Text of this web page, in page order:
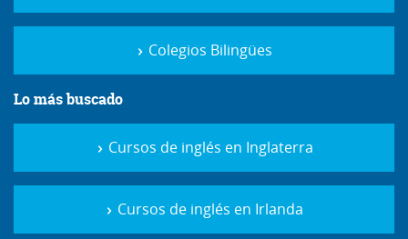
Colegios Bilingües
Lo más buscado
Cursos de inglés en Inglaterra
Cursos de inglés en Irlanda